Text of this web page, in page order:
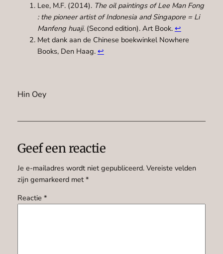
Lee, M.F. (2014). The oil paintings of Lee Man Fong
: the pioneer artist of Indonesia and Singapore = Li
Manfeng huaji.(Second edition). Art Book. ↩︎
Met dank aan de Chinese boekwinkel Nowhere
Books, Den Haag. ↩︎
Hin Oey
Geef een reactie
Je e-mailadres wordt niet gepubliceerd. Vereiste velden
zijn gemarkeerd met *
Reactie *